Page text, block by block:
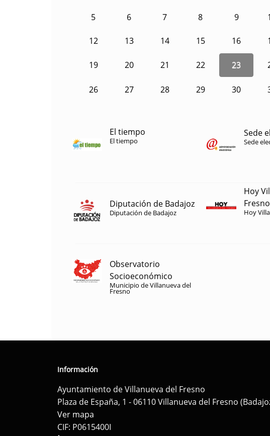
5 6 7 8 9
12 13 14 15 16
19 20 21 22 23
26 27 28 29 30
El tiempo
El tiempo
Sede
Sede
Diputación de Badajoz
Diputación de Badajoz
Hoy
Fresno
Hoy
Observatorio
Socioeconómico
Municipio de Villanueva del
Fresno
Información
Ayuntamiento de Villanueva del Fresno
Plaza de España, 1 - 06110 Villanueva del Fresno
Ver mapa
CIF: P0615400I